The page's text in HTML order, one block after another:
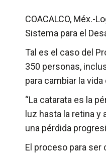
COACALCO, Méx.-
Sistema para el
Tal es el caso del
350 personas,
para cambiar la
“La catarata es la
luz hasta la retina
una pérdida
El proceso para